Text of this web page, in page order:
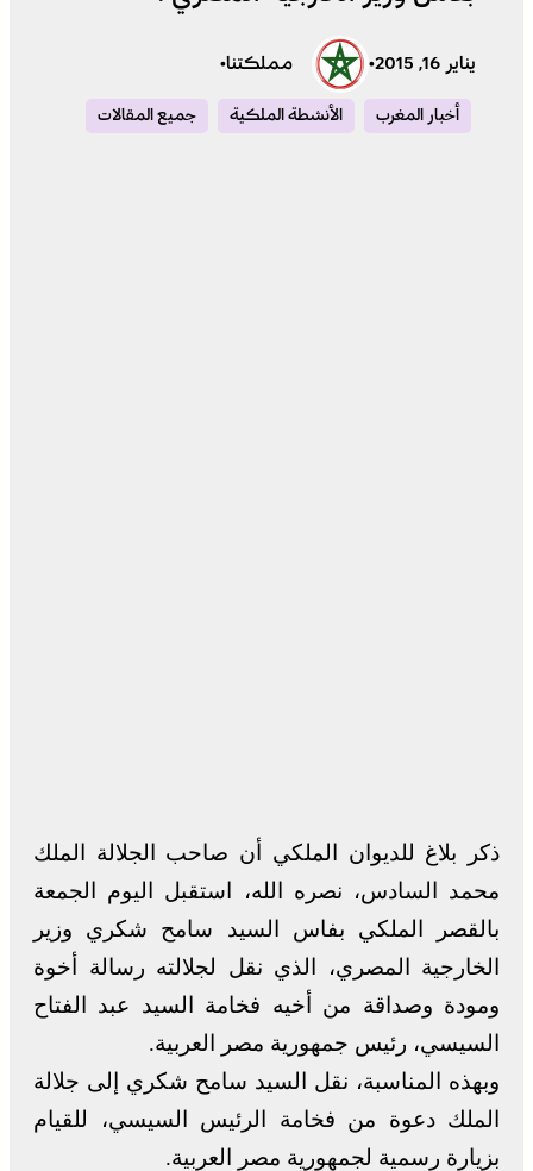
يناير 16, 2015 • مملكتنا•
أخبار المغرب الأنشطة الملكية جميع المقالات
ذكر بلاغ للديوان الملكي أن صاحب الجلالة الملك
محمد السادس، نصره الله، استقبل اليوم الجمعة
بالقصر الملكي بفاس السيد سامح شكري وزير
الخارجية المصري، الذي نقل لجلالته رسالة أخوة
ومودة وصداقة من أخيه فخامة السيد عبد الفتاح
السيسي، رئيس جمهورية مصر العربية.
وبهذه المناسبة، نقل السيد سامح شكري إلى جلالة
الملك دعوة من فخامة الرئيس السيسي، للقيام
بزيارة رسمية لجمهورية مصر العربية.